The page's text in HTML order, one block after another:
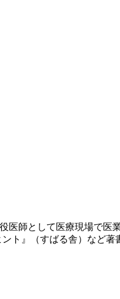
師として医療現場で医
ト』（すばる舎）など著